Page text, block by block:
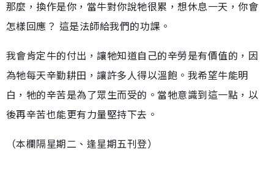
那麼，換作是你，當牛對你說牠很累，想休息一天，你會
怎樣回應？ 這是法師給我們的功課。
我會肯定牛的付出，讓牠知道自己的辛勞是有價值的，因
為牠每天辛勤耕田，讓許多人得以溫飽。我希望牛能明
白，牠的辛苦是為了眾生而受的。當牠意識到這一點，以
後再辛苦也能更有力量堅持下去。
（本欄隔星期二、逢星期五刊登）